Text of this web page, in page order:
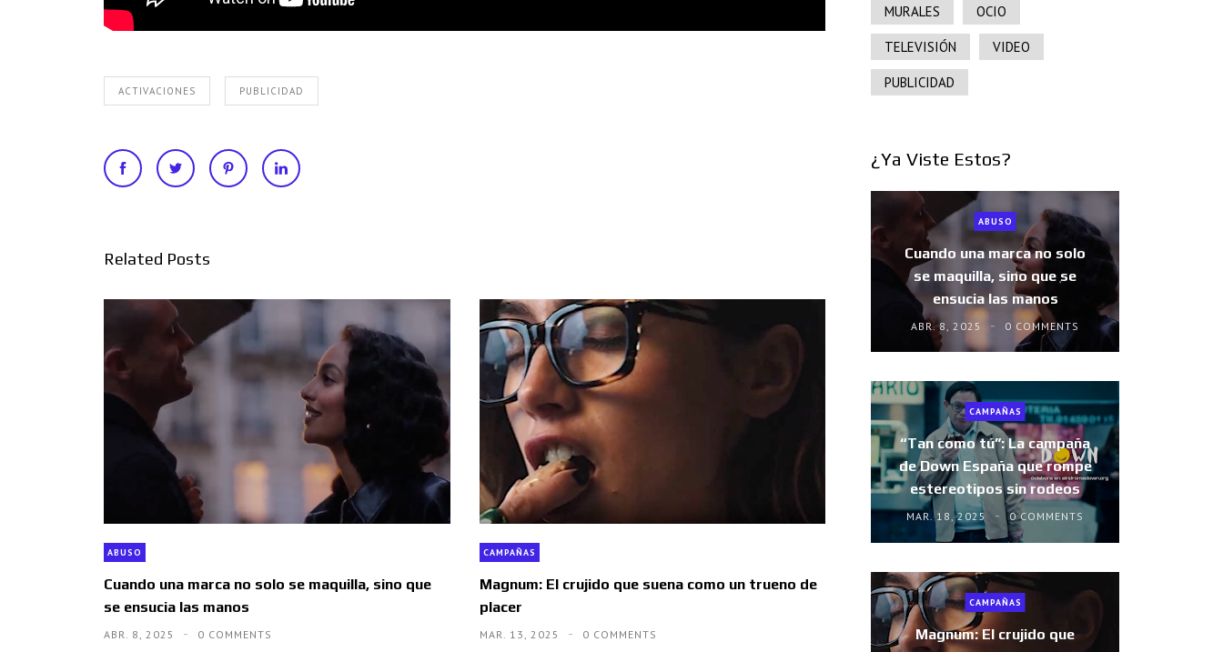
ACTIVACIONES PUBLICIDAD
Related Posts
ABUSO
Cuando una marca no solo se maquilla, sino que
se ensucia las manos
ABR. 8, 2025 0 COMMENTS
CAMPAÑAS
Magnum: El crujido que suena como un trueno de
placer
MAR. 13, 2025 0 COMMENTS
MURALES OCIO
TELEVISIÓN VIDEO
PUBLICIDAD
¿Ya Viste Estos?
ABUSO
Cuando una marca no solo
se maquilla, sino que se
ensucia las manos
ABR. 8, 2025 0 COMMENTS
CAMPAÑAS
“Tan como tú”: La campaña
de Down España que rompe
estereotipos sin rodeos
MAR. 18, 2025 0 COMMENTS
CAMPAÑAS
Magnum: El crujido que